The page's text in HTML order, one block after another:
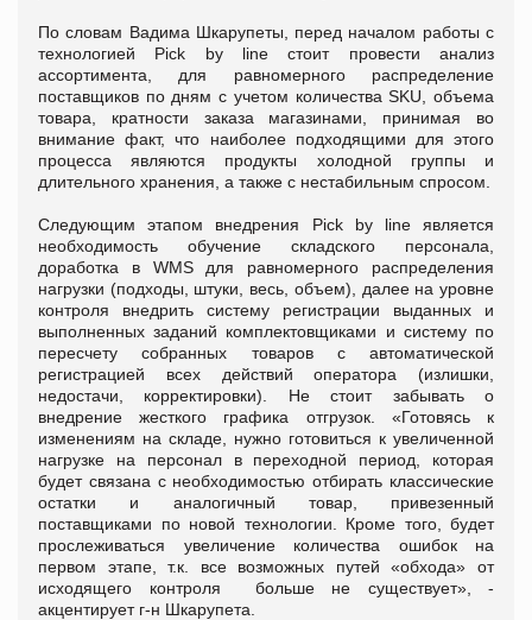
По словам Вадима Шкарупеты, перед началом работы с
технологией Pick by line стоит провести анализ
ассортимента, для равномерного распределение
поставщиков по дням с учетом количества SKU, объема
товара, кратности заказа магазинами, принимая во
внимание факт, что наиболее подходящими для этого
процесса являются продукты холодной группы и
длительного хранения, а также с нестабильным спросом.
Следующим этапом внедрения Pick by line является
необходимость обучение складского персонала,
доработка в WMS для равномерного распределения
нагрузки (подходы, штуки, весь, объем), далее на уровне
контроля внедрить систему регистрации выданных и
выполненных заданий комплектовщиками и систему по
пересчету собранных товаров с автоматической
регистрацией всех действий оператора (излишки,
недостачи, корректировки). Не стоит забывать о
внедрение жесткого графика отгрузок. «Готовясь к
изменениям на складе, нужно готовиться к увеличенной
нагрузке на персонал в переходной период, которая
будет связана с необходимостью отбирать классические
остатки и аналогичный товар, привезенный
поставщиками по новой технологии. Кроме того, будет
прослеживаться увеличение количества ошибок на
первом этапе, т.к. все возможных путей «обхода» от
исходящего контроля больше не существует», -
акцентирует г-н Шкарупета.